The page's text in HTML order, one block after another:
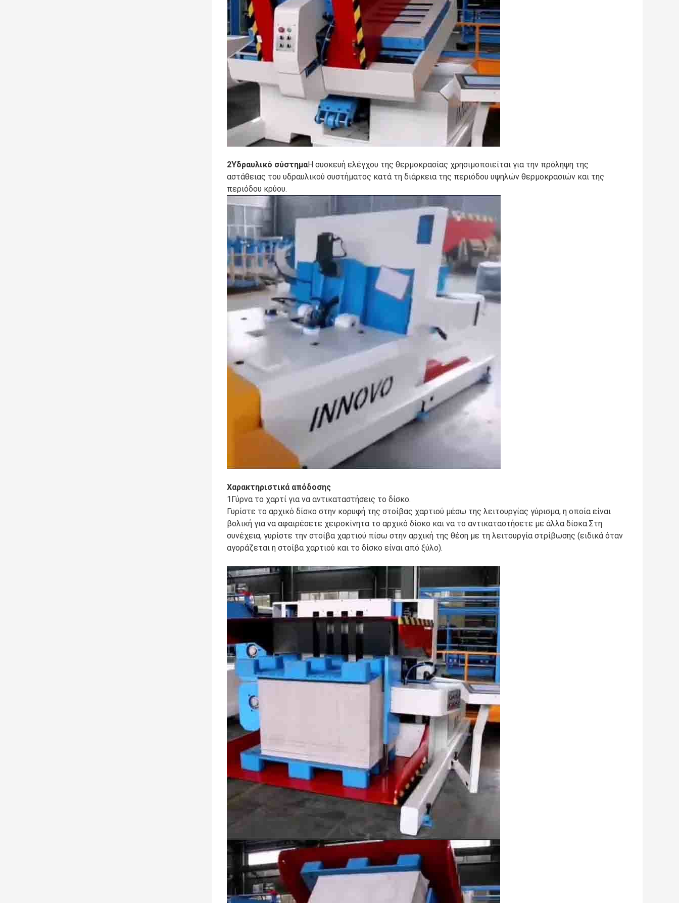
2Υδραυλικό σύστημαΗ συσκευή ελέγχου της θερμοκρασίας χρησιμοποιείται για την πρόληψη της
αστάθειας του υδραυλικού συστήματος κατά τη διάρκεια της περιόδου υψηλών θερμοκρασιών και της
περιόδου κρύου.
Χαρακτηριστικά απόδοσης
1Γύρνα το χαρτί για να αντικαταστήσεις το δίσκο.
Γυρίστε το αρχικό δίσκο στην κορυφή της στοίβας χαρτιού μέσω της λειτουργίας γύρισμα, η οποία είναι
βολική για να αφαιρέσετε χειροκίνητα το αρχικό δίσκο και να το αντικαταστήσετε με άλλα δίσκα.Στη
συνέχεια, γυρίστε την στοίβα χαρτιού πίσω στην αρχική της θέση με τη λειτουργία στρίβωσης (ειδικά όταν
αγοράζεται η στοίβα χαρτιού και το δίσκο είναι από ξύλο).